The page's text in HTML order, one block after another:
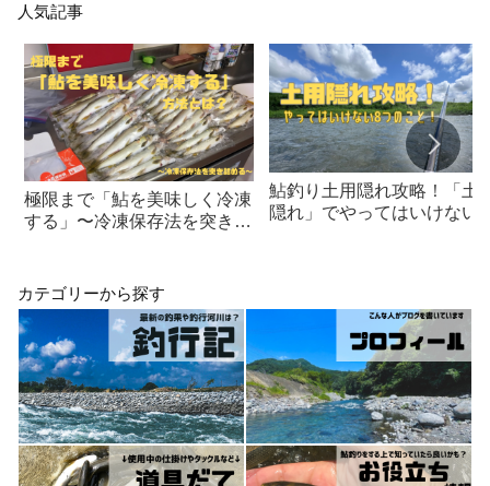
人気記事
極限まで「鮎を美味しく冷凍
する」〜冷凍保存法を突き詰
鮎釣り土用隠れ攻略！「土
隠れ」でやってはいけない8
カテゴリーから探す